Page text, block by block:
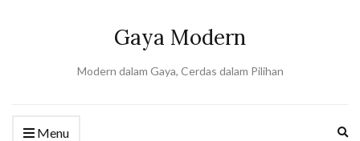
Gaya Modern
Modern dalam Gaya, Cerdas dalam Pilihan
Menu